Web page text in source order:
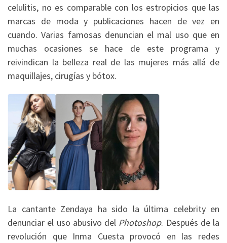
celulitis, no es comparable con los estropicios que las
marcas de moda y publicaciones hacen de vez en
cuando. Varias famosas denuncian el mal uso que en
muchas ocasiones se hace de este programa y
reivindican la belleza real de las mujeres más allá de
maquillajes, cirugías y bótox.
La cantante Zendaya ha sido la última celebrity en
denunciar el uso abusivo del Photoshop. Después de la
revolución que Inma Cuesta provocó en las redes